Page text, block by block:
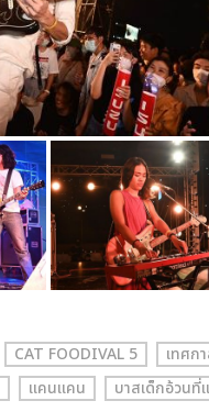
CAT FOODIVAL 5 เทศก
แคนแคน บาสเด็กอ้วนที่